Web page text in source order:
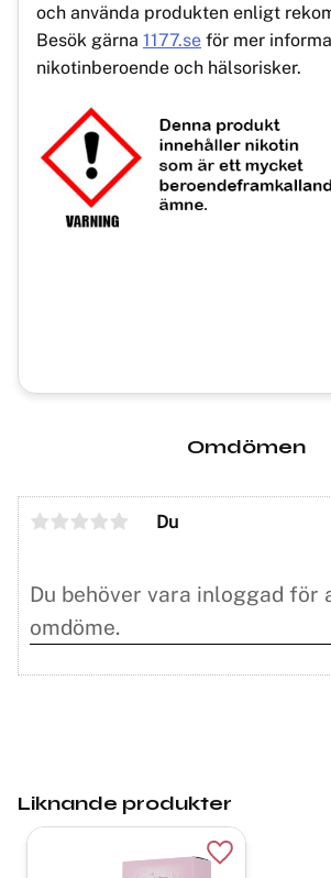
och använda produkten enligt
Besök gärna 1177.se för mer
nikotinberoende och hälsorisker.
Omdömen
Du
Liknande produkter
Lägg till i